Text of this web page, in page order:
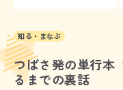
知る・まなぶ
つばさ発の単行本
るまでの裏話